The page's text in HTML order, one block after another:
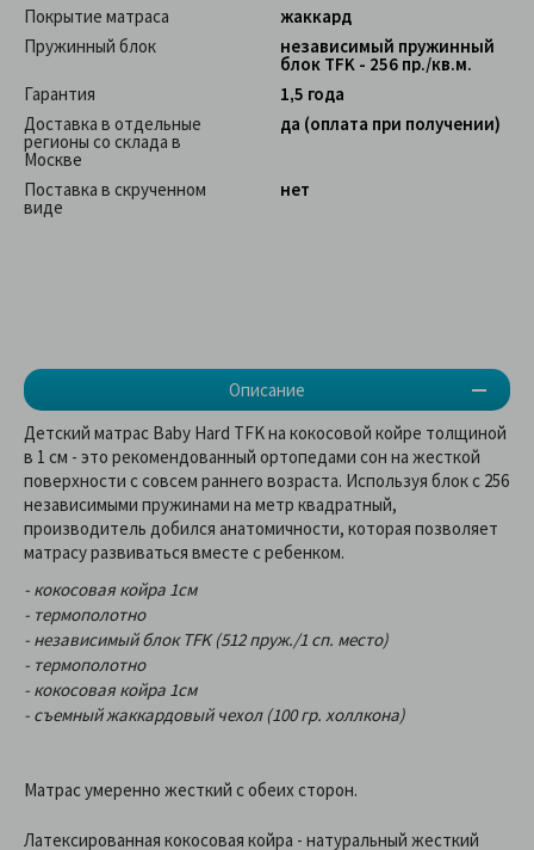
Описание
Покрытие матраса
жаккард
Пружинный блок
независимый пружинный
блок TFK - 256 пр./кв.м.
Гарантия
1,5 года
Доставка в отдельные
регионы со склада в
Москве
да (оплата при получении)
Поставка в скрученном
виде
нет
Детский матрас Baby Hard TFK на кокосовой койре толщиной
в 1 см - это рекомендованный ортопедами сон на жесткой
поверхности с совсем раннего возраста. Используя блок с 256
независимыми пружинами на метр квадратный,
производитель добился анатомичности, которая позволяет
матрасу развиваться вместе с ребенком.
- кокосовая койра 1см
- термополотно
- независимый блок TFK (512 пруж./1 сп. место)
- термополотно
- кокосовая койра 1см
- съемный жаккардовый чехол (100 гр. холлкона)
Матрас умеренно жесткий с обеих сторон.
Латексированная кокосовая койра - натуральный жесткий